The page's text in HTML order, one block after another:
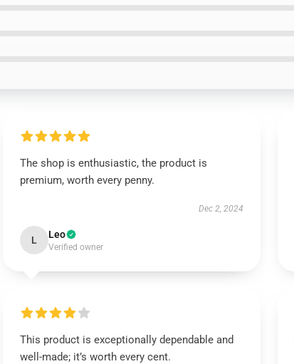
The shop is enthusiastic, the product is
premium, worth every penny.
Dec 2, 2024
L Leo
Verified owner
This product is exceptionally dependable and
well-made; it’s worth every cent.